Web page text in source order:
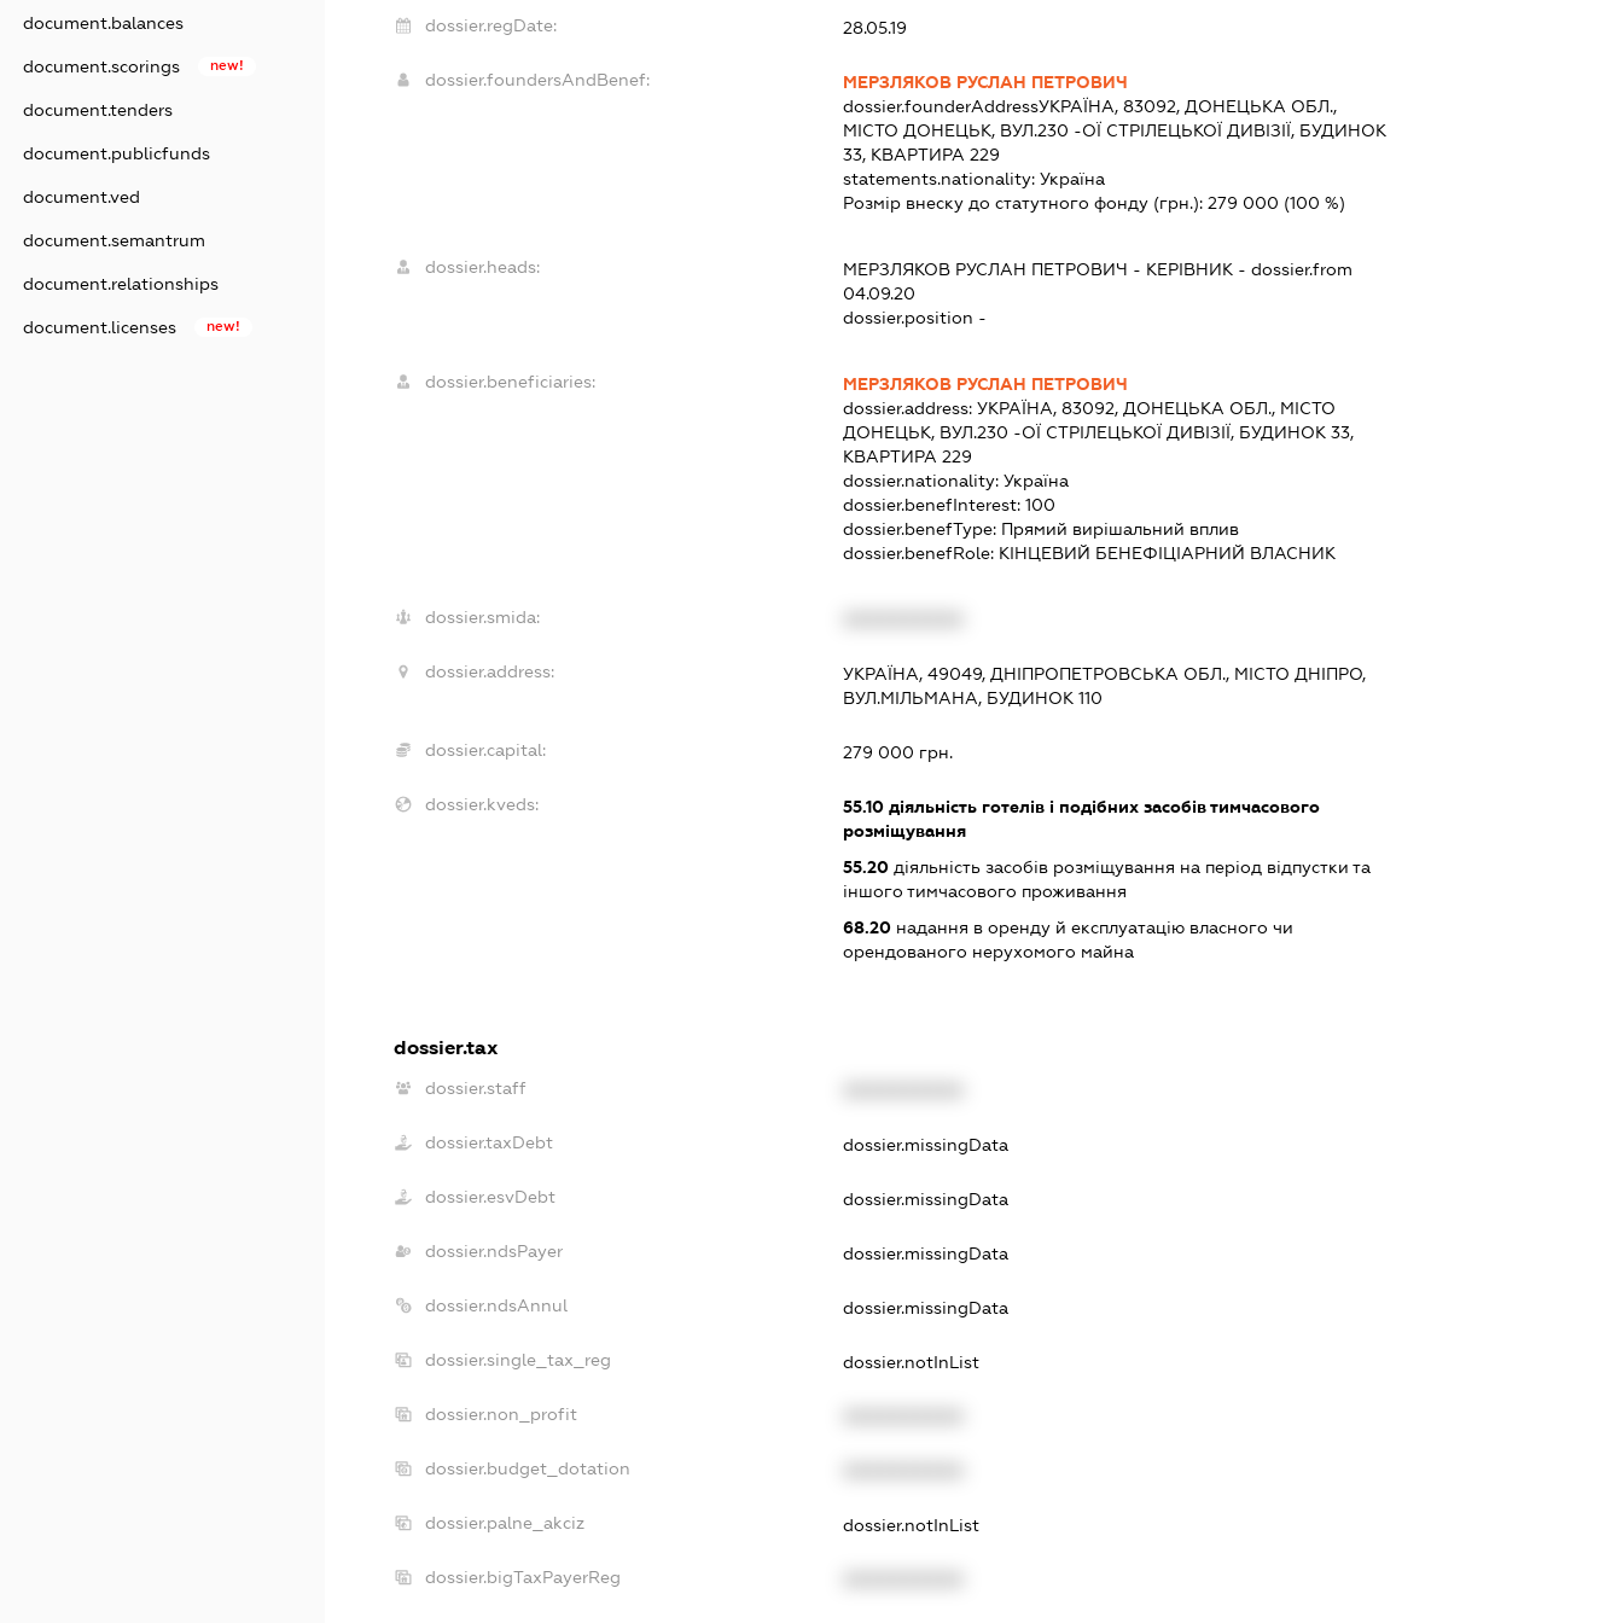
document.balances
document.scorings new!
document.tenders
document.publicfunds
document.ved
document.semantrum
document.relationships
document.licenses new!
dossier.regDate: 28.05.19
dossier.foundersAndBenef:
МЕРЗЛЯКОВ РУСЛАН ПЕТРОВИЧ
dossier.founderAddressУКРАЇНА, 83092, ДОНЕЦЬКА ОБЛ.,
МІСТО ДОНЕЦЬК, ВУЛ.230 -ОЇ СТРІЛЕЦЬКОЇ ДИВІЗІЇ, БУДИНОК
33, КВАРТИРА 229
statements.nationality: Україна
Розмір внеску до статутного фонду (грн.): 279 000 (100 %)
dossier.heads: МЕРЗЛЯКОВ РУСЛАН ПЕТРОВИЧ - КЕРІВНИК - dossier.from
04.09.20
dossier.position -
dossier.beneficiaries:
МЕРЗЛЯКОВ РУСЛАН ПЕТРОВИЧ
dossier.address: УКРАЇНА, 83092, ДОНЕЦЬКА ОБЛ., МІСТО
ДОНЕЦЬК, ВУЛ.230 -ОЇ СТРІЛЕЦЬКОЇ ДИВІЗІЇ, БУДИНОК 33,
КВАРТИРА 229
dossier.nationality: Україна
dossier.benefInterest: 100
dossier.benefType: Прямий вирішальний вплив
dossier.benefRole: КІНЦЕВИЙ БЕНЕФІЦІАРНИЙ ВЛАСНИК
dossier.smida:
dossier.address:
УКРАЇНА, 49049, ДНІПРОПЕТРОВСЬКА ОБЛ., МІСТО ДНІПРО,
ВУЛ.МІЛЬМАНА, БУДИНОК 110
dossier.capital: 279 000 грн.
dossier.kveds: 55.10діяльність готелів і подібних засобів тимчасового
розміщування
55.20діяльність засобів розміщування на період відпустки та
іншого тимчасового проживання
68.20надання в оренду й експлуатацію власного чи
орендованого нерухомого майна
dossier.tax
dossier.staff
dossier.taxDebt dossier.missingData
dossier.esvDebt dossier.missingData
dossier.ndsPayer dossier.missingData
dossier.ndsAnnul dossier.missingData
dossier.single_tax_reg dossier.notInList
dossier.non_profit
dossier.budget_dotation
dossier.palne_akciz dossier.notInList
dossier.bigTaxPayerReg